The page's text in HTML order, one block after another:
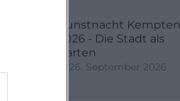
Kunstnacht Kempten
2026 - Die Stadt als
Garten
26. September 2026